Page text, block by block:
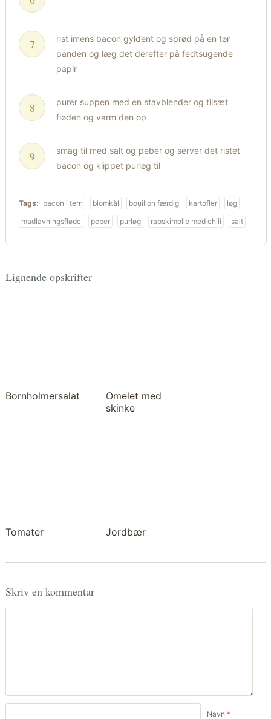
rist imens bacon gyldent og sprød på en tør
panden og læg det derefter på fedtsugende
papir
purer suppen med en stavblender og tilsæt
fløden og varm den op
smag til med salt og peber og server det ristet
bacon og klippet purløg til
Tags: bacon i tern blomkål bouillon færdig kartofler
løg
madlavningsfløde
peber purløg rapskimolie med chili salt
Lignende opskrifter
Bornholmersalat
Omelet med
skinke
Tomater Jordbær
Skriv en kommentar
Navn *